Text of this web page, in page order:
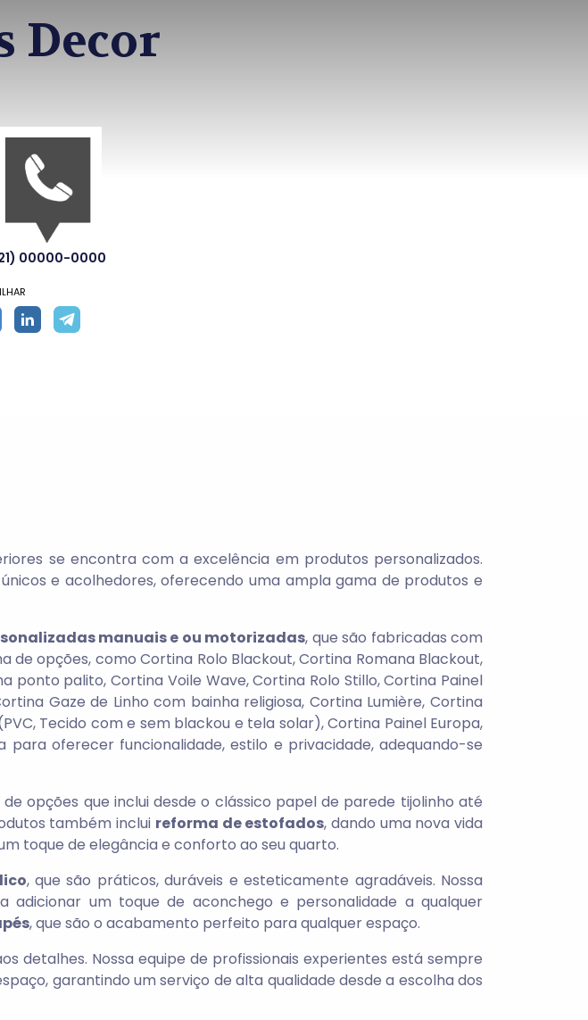
Decor
00000-0000
se encontra com a excelência em produtos personalizados.
e acolhedores, oferecendo uma ampla gama de produtos e
manuais e ou motorizadas, que são fabricadas com
opções, como Cortina Rolo Blackout, Cortina Romana Blackout,
ponto palito, Cortina Voile Wave, Cortina Rolo Stillo, Cortina Painel
Gaze de Linho com bainha religiosa, Cortina Lumière, Cortina
Tecido com e sem blackou e tela solar), Cortina Painel Europa,
oferecer funcionalidade, estilo e privacidade, adequando-se
opções que inclui desde o clássico papel de parede tijolinho até
também inclui reforma de estofados, dando uma nova vida
toque de elegância e conforto ao seu quarto.
, que são práticos, duráveis e esteticamente agradáveis. Nossa
adicionar um toque de aconchego e personalidade a qualquer
, que são o acabamento perfeito para qualquer espaço.
detalhes. Nossa equipe de profissionais experientes está sempre
garantindo um serviço de alta qualidade desde a escolha dos